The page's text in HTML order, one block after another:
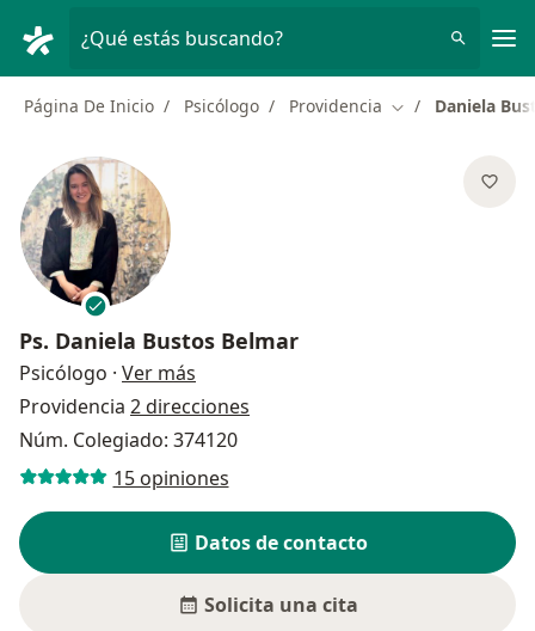
¿Qué estás buscando?
Página De Inicio Psicólogo Providencia Cambiar de
Daniela
Ps. Daniela Bustos Belmar
Psicólogo · Ver más
Providencia 2 direcciones
Núm. Colegiado: 374120
15 opiniones
Datos de contacto
Solicita una cita